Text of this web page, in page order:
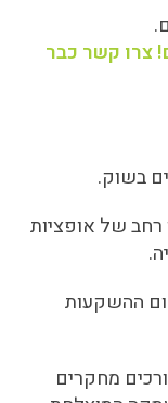
מדהים! צרו קשר כבר
בשוק.
רחב של אופציות
ההשקעות
מחקרים